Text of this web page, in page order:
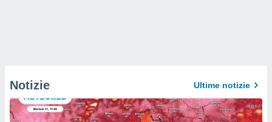
Notizie Ultime notizie